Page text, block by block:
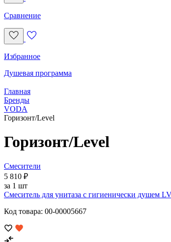
Сравнение
Избранное
Душевая программа
Главная
Бренды
VODA
Горизонт/Level
Горизонт/Level
Смесители
5 810 ₽
за 1 шт
Смеситель для унитаза с гигиенически душем
Код товара: 00-00005667